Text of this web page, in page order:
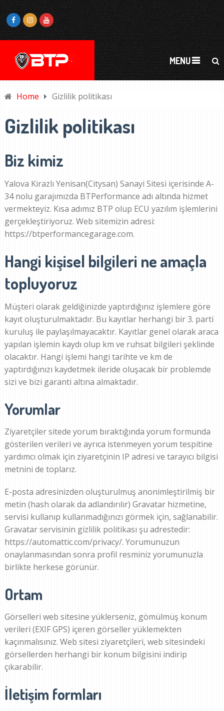
MENU
Home Gizlilik politikası
Gizlilik politikası
Biz kimiz
Yalova Kirazlı Yenisan(Citysan) Sanayi Sitesi içerisinde A-
34 nolu garajımızda BTPerformance adı altında hizmet
vermekteyiz. Kısa adımız BTP olup ECU yazılım işlemlerini
gerçekleştiriyoruz. Web sitemizin adresi:
https://btperformancegarage.com.
Hangi kişisel bilgileri ne amaçla
topluyoruz
Müşteri olarak geldiğinizde yaptırdığınız işlemlere göre
kayıt oluşturulmaktadır. Bu kayıtlar herhangi bir 3. parti
kuruluş ile paylaşılmayacaktır. Kayıtlar genel olarak araca
yapılan işlemin kaydı olup km ve ruhsat bilgileri şeklinde
olacaktır. Hangi işlemi hangi tarihte ve km de
yaptırdığınızı kaydetmek ileride oluşacak bir problemde
sizi ve bizi garanti altına almaktadır.
Yorumlar
Ziyaretçiler sitede yorum bıraktığında yorum formunda
gösterilen verileri ve ayrıca istenmeyen yorum tespitine
yardımcı olmak için ziyaretçinin IP adresi ve tarayıcı bilgisi
metnini de toplarız.
E-posta adresinizden oluşturulmuş anonimleştirilmiş bir
metin (hash olarak da adlandırılır) Gravatar hizmetine,
servisi kullanıp kullanmadığınızı görmek için, sağlanabilir.
Gravatar servisinin gizlilik politikası şu adrestedir:
https://automattic.com/privacy/. Yorumunuzun
onaylanmasından sonra profil resminiz yorumunuzla
birlikte herkese görünür.
Ortam
Görselleri web sitesine yüklerseniz, gömülmüş konum
verileri (EXIF GPS) içeren görseller yüklemekten
kaçınmalısınız. Web sitesi ziyaretçileri, web sitesindeki
görsellerden herhangi bir konum bilgisini indirip
çıkarabilir.
İletişim formları